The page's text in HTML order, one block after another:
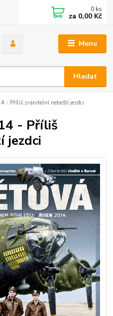
Menu
Hledat
0 ks
za 0,00 Kč
- Příliš zranitelní nebeští jezdci
- Příliš
jezdci